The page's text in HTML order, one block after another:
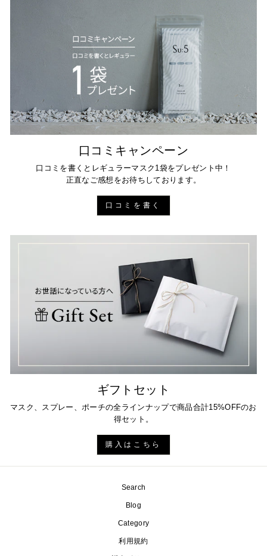
口コミキャンペーン
口コミを書くとレギュラーマスク1袋をプレゼント中！
正直なご感想をお待ちしております。
口コミを書く
ギフトセット
マスク、スプレー、ポーチの全ラインナップで商品合計15%OFFのお
得セット。
購入はこちら
Search
Blog
Category
利用規約